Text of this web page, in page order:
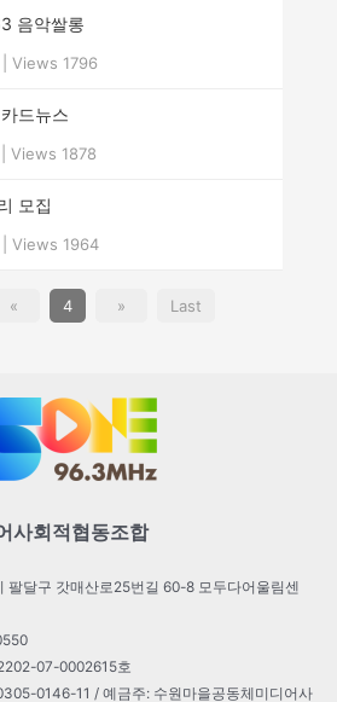
음악쌀롱
Views 1796
드뉴스
Views 1878
모집
Views 1964
« 4 » Last
사회적협동조합
팔달구 갓매산로25번길 60-8 모두다어울림센
07-0002615호
0146-11 / 예금주: 수원마을공동체미디어사